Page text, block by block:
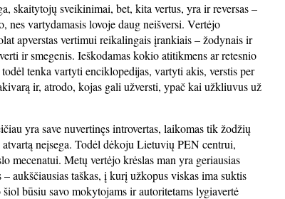
skaitytojų sveikinimai, bet, kita vertus, yra ir reversas –
vartydamasis lovoje daug neišversi. Vertėjo
apverstas vertimui reikalingais įrankiais – žodynais ir
ir smegenis. Ieškodamas kokio atitikmens ar retesnio
tenka vartyti enciklopedijas, vartyti akis, verstis per
ir, atrodo, kojas gali užversti, ypač kai užkliuvus už
yra save nuvertinęs introvertas, laikomas tik žodžių
neįsega. Todėl dėkoju Lietuvių PEN centrui,
Metų vertėjo krėslas man yra geriausias
aukščiausias taškas, į kurį užkopus viskas ima suktis
būsiu savo mokytojams ir autoritetams lygiavertė